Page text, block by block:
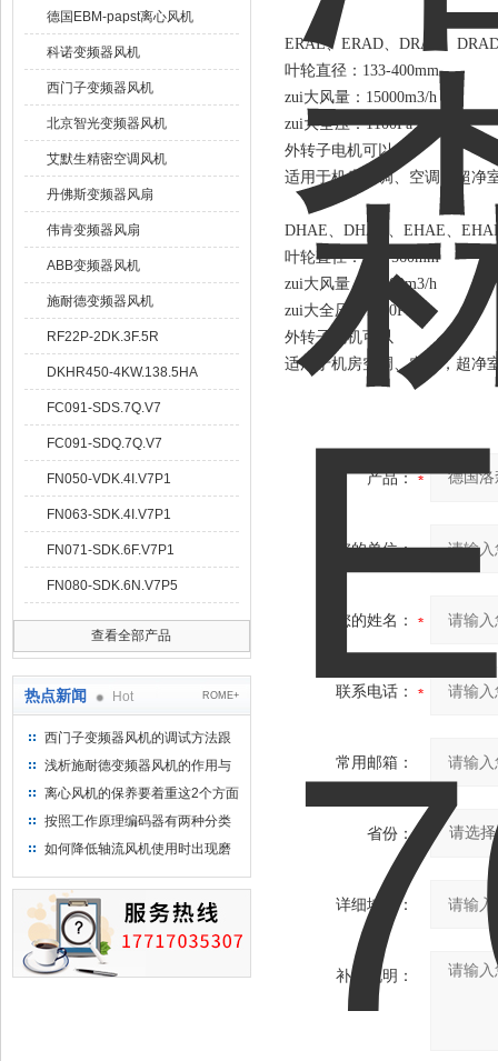
德国EBM-papst离心风机
科诺变频器风机
西门子变频器风机
北京智光变频器风机
艾默生精密空调风机
丹佛斯变频器风扇
伟肯变频器风扇
ABB变频器风机
施耐德变频器风机
RF22P-2DK.3F.5R
DKHR450-4KW.138.5HA
FC091-SDS.7Q.V7
FC091-SDQ.7Q.V7
FN050-VDK.4I.V7P1
FN063-SDK.4I.V7P1
FN071-SDK.6F.V7P1
FN080-SDK.6N.V7P5
查看全部产品
热点新闻 Hot ROME+
西门子变频器风机的调试方法跟
步骤
浅析施耐德变频器风机的作用与
意义所在
离心风机的保养要着重这2个方面
按照工作原理编码器有两种分类
如何降低轴流风机使用时出现磨
ERAE、ERAD、DRAE、
叶轮直径：133-400mm
zui大风量：15000m3/h
zui大全压：1100Pa
外转子电机可以
适用于机房空调、空调，超净
DHAE、DHAD、EHAE、
叶轮直径：225-560mm
zui大风量：28000m3/h
zui大全压：1100Pa
外转子电机可以
适用于机房空调、空调，超净
产品：
您的单位：
您的姓名：
联系电话：
常用邮箱：
省份：
详细地址：
补充说明：